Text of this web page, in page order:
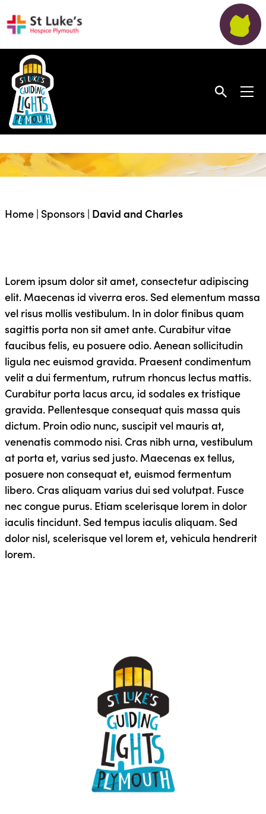
Home| Sponsors| David and Charles
Lorem ipsum dolor sit amet, consectetur adipiscing
elit. Maecenas id viverra eros. Sed elementum massa
vel risus mollis vestibulum. In in dolor finibus quam
sagittis porta non sit amet ante. Curabitur vitae
faucibus felis, eu posuere odio. Aenean sollicitudin
ligula nec euismod gravida. Praesent condimentum
velit a dui fermentum, rutrum rhoncus lectus mattis.
Curabitur porta lacus arcu, id sodales ex tristique
gravida. Pellentesque consequat quis massa quis
dictum. Proin odio nunc, suscipit vel mauris at,
venenatis commodo nisi. Cras nibh urna, vestibulum
at porta et, varius sed justo. Maecenas ex tellus,
posuere non consequat et, euismod fermentum
libero. Cras aliquam varius dui sed volutpat. Fusce
nec congue purus. Etiam scelerisque lorem in dolor
iaculis tincidunt. Sed tempus iaculis aliquam. Sed
dolor nisl, scelerisque vel lorem et, vehicula hendrerit
lorem.